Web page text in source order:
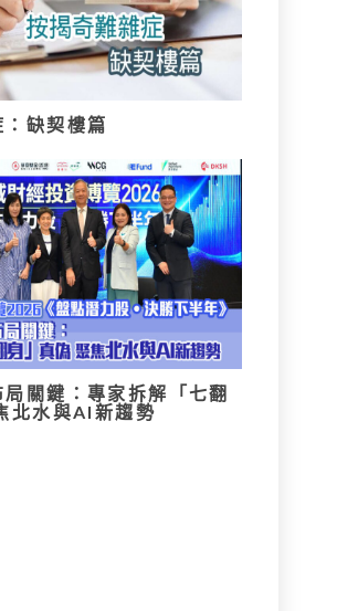
缺契樓篇
關鍵：專家拆解「七翻
北水與AI新趨勢